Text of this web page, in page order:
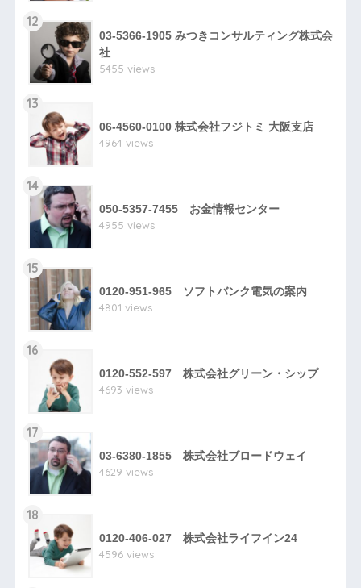
12
03-5366-1905 みつきコンサルティング株式会
社
5455 views
13
06-4560-0100 株式会社フジトミ 大阪支店
4964 views
14
050-5357-7455 お金情報センター
4955 views
15
0120-951-965 ソフトバンク電気の案内
4801 views
16
0120-552-597 株式会社グリーン・シップ
4693 views
17
03-6380-1855 株式会社ブロードウェイ
4629 views
18
0120-406-027 株式会社ライフイン24
4596 views